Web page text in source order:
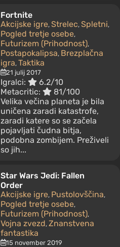
Fortnite
Akcijske igre, Strelec, Spletni,
Pogled tretje osebe,
Futurizem (Prihodnost),
Postapokalipsa, Brezplačna
igra, Taktika
21 julij 2017
Igralci:
6.2/10
Metacritic:
81/100
Velika večina planeta je bila
uničena zaradi katastrofe,
zaradi katere so se začela
pojavljati čudna bitja,
podobna zombijem. Preživeli
so jih...
Star Wars Jedi: Fallen
Order
Akcijske igre, Pustolovščina,
Pogled tretje osebe,
Futurizem (Prihodnost),
Vojna zvezd, Znanstvena
fantastika
15 november 2019